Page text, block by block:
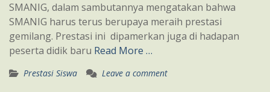
SMANIG, dalam sambutannya mengatakan bahwa
SMANIG harus terus berupaya meraih prestasi
gemilang. Prestasi ini dipamerkan juga di hadapan
peserta didik baru Read More …
Prestasi Siswa Leave a comment